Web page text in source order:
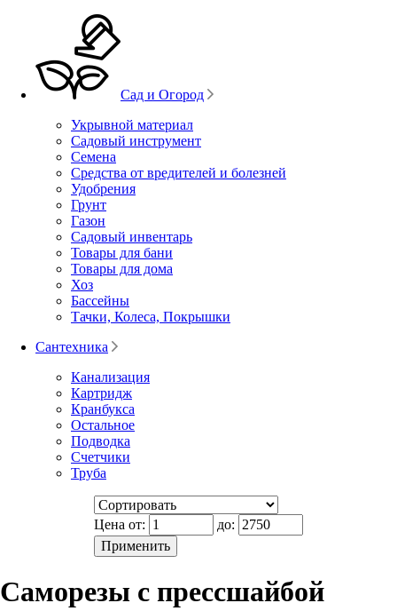
Сад и Огород
Укрывной материал
Садовый инструмент
Семена
Средства от вредителей и болезней
Удобрения
Грунт
Газон
Садовый инвентарь
Товары для бани
Товары для дома
Хоз
Бассейны
Тачки, Колеса, Покрышки
Сантехника
Канализация
Картридж
Кранбукса
Остальное
Подводка
Счетчики
Труба
Цена от: до:
Саморезы с прессшайбой